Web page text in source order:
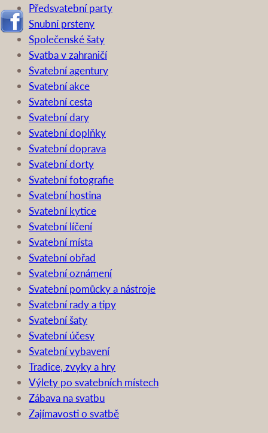
Předsvatební party
Snubní prsteny
Společenské šaty
Svatba v zahraničí
Svatební agentury
Svatební akce
Svatební cesta
Svatební dary
Svatební doplňky
Svatební doprava
Svatební dorty
Svatební fotografie
Svatební hostina
Svatební kytice
Svatební líčení
Svatební místa
Svatební obřad
Svatební oznámení
Svatební pomůcky a nástroje
Svatební rady a tipy
Svatební šaty
Svatební účesy
Svatební vybavení
Tradice, zvyky a hry
Výlety po svatebních místech
Zábava na svatbu
Zajímavosti o svatbě